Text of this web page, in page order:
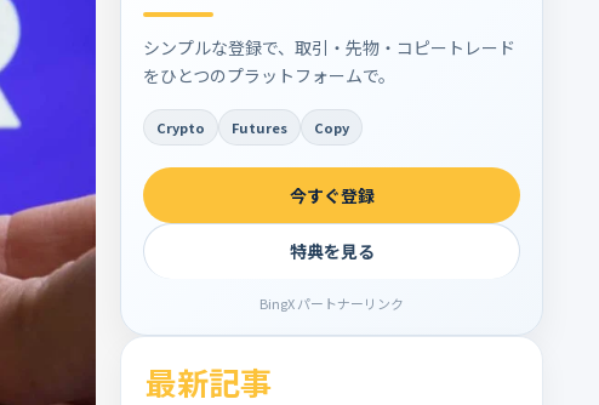
シンプルな登録で、取引・先物・コピートレード
をひとつのプラットフォームで。
Crypto Futures Copy
今すぐ登録
特典を見る
BingX パートナーリンク
最新記事